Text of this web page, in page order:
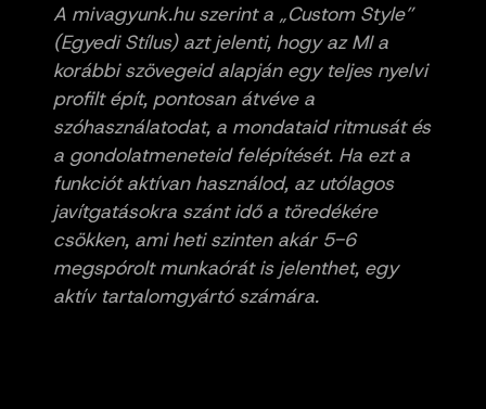
A mivagyunk.hu szerint a „Custom Style”
(Egyedi Stílus) azt jelenti, hogy az MI a
korábbi szövegeid alapján egy teljes nyelvi
profilt épít, pontosan átvéve a
szóhasználatodat, a mondataid ritmusát és
a gondolatmeneteid felépítését. Ha ezt a
funkciót aktívan használod, az utólagos
javítgatásokra szánt idő a töredékére
csökken, ami heti szinten akár 5-6
megspórolt munkaórát is jelenthet, egy
aktív tartalomgyártó számára.